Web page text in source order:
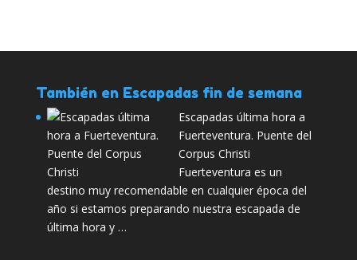
También en Escapadas fin de semana
Escapadas última hora a
Fuerteventura. Puente del
Corpus Christi
Fuerteventura es un
destino muy recomendable en cualquier época del
año si estamos preparando nuestra escapada de
última hora y …